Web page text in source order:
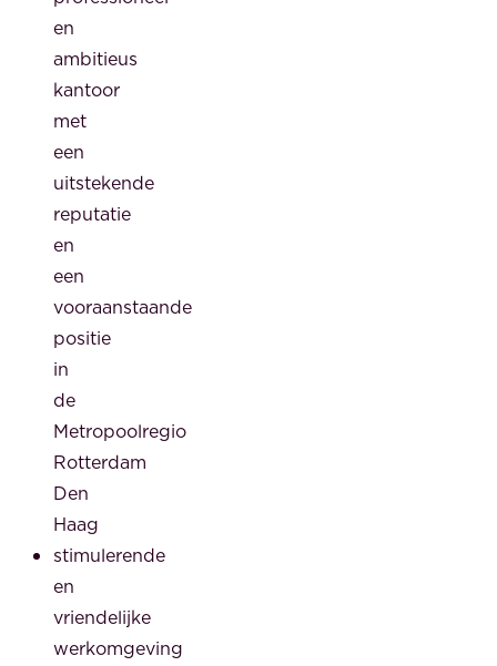
en
ambitieus
kantoor
met
een
uitstekende
reputatie
en
een
vooraanstaande
positie
in
de
Metropoolregio
Rotterdam
Den
Haag
stimulerende
en
vriendelijke
werkomgeving